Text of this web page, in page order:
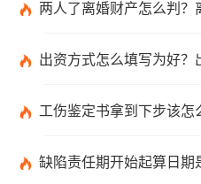
两人了离婚财产怎么判？离婚共同财
出资方式怎么填写为好？出资
工伤鉴定书拿到下步该怎么办（工伤鉴定后要是对
缺陷责任期开始起算日期是什么时候？缺陷责任终止证